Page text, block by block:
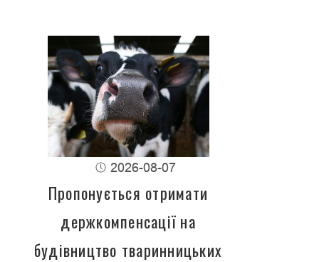
2026-08-07
Пропонується отримати
держкомпенсації на
будівництво тваринницьких